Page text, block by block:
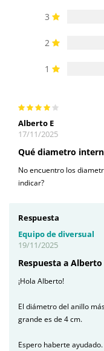
3
2
1
Alberto E
17/11/2025
Qué diametro
No encuentro los
indicar?
Respuesta
Equipo de diversual
19/11/2025
Respuesta a Alberto
¡Hola Alberto!
El diámetro del anillo
grande es de 4 cm.
Espero haberte ayudado.